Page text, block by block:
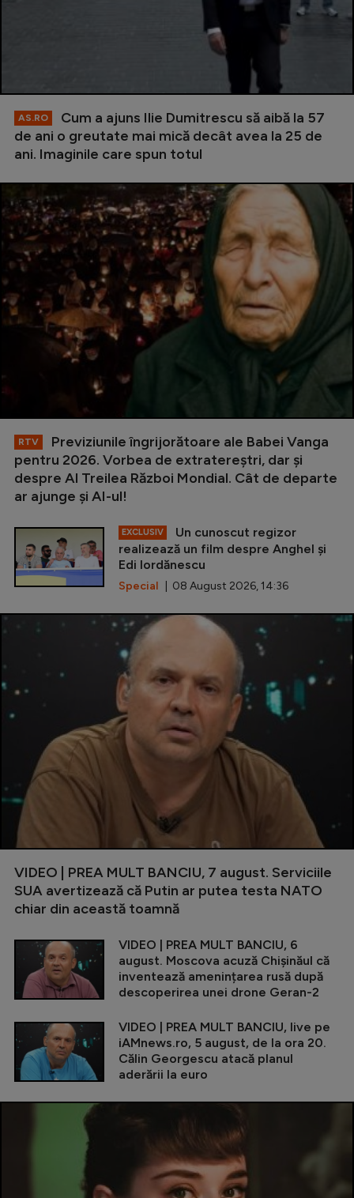
AS.RO
Cum a ajuns Ilie Dumitrescu să aibă la 57
de ani o greutate mai mică decât avea la 25 de
ani. Imaginile care spun totul
RTV
Previziunile îngrijorătoare ale Babei Vanga
pentru 2026. Vorbea de extratereștri, dar și
despre Al Treilea Război Mondial. Cât de departe
ar ajunge și AI-ul!
EXCLUSIV
Un cunoscut regizor
realizează un film despre Anghel și
Edi Iordănescu
Special | 08 August 2026, 14:36
VIDEO | PREA MULT BANCIU, 7 august. Serviciile
SUA avertizează că Putin ar putea testa NATO
chiar din această toamnă
VIDEO | PREA MULT BANCIU, 6
august. Moscova acuză Chișinăul că
inventează amenințarea rusă după
descoperirea unei drone Geran-2
VIDEO | PREA MULT BANCIU, live pe
iAMnews.ro, 5 august, de la ora 20.
Călin Georgescu atacă planul
aderării la euro